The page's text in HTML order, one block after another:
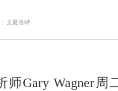
文夏洛特
Gary Wagner周